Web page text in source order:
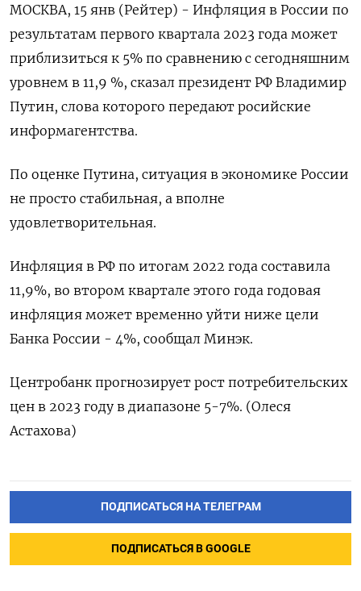
МОСКВА, 15 янв (Рейтер) - Инфляция в России по
результатам первого квартала 2023 года может
приблизиться к 5% по сравнению с сегодняшним
уровнем в 11,9 %, сказал президент РФ Владимир
Путин, слова которого передают росийские
информагентства.
По оценке Путина, ситуация в экономике России
не просто стабильная, а вполне
удовлетворительная.
Инфляция в РФ по итогам 2022 года составила
11,9%, во втором квартале этого года годовая
инфляция может временно уйти ниже цели
Банка России - 4%, сообщал Минэк.
Центробанк прогнозирует рост потребительских
цен в 2023 году в диапазоне 5-7%. (Олеся
Астахова)
ПОДПИСАТЬСЯ НА ТЕЛЕГРАМ
ПОДПИСАТЬСЯ В GOOGLE